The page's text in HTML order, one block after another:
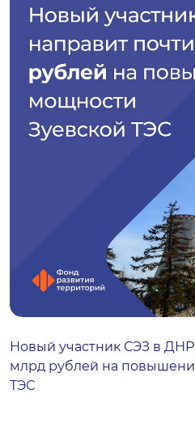
Новый участник СЭЗ в ДНР
млрд рублей на
ТЭС